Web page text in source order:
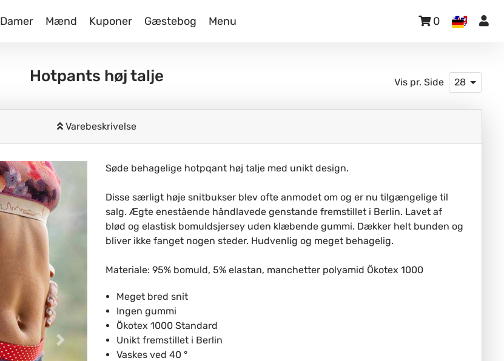
Damer Mænd Kuponer Gæstebog Menu 0
Hotpants høj talje Vis pr. Side 28
Varebeskrivelse
Søde behagelige hotpqant høj talje med unikt design.
Disse særligt høje snitbukser blev ofte anmodet om og er nu tilgængelige til
salg. Ægte enestående håndlavede genstande fremstillet i Berlin. Lavet af
blød og elastisk bomuldsjersey uden klæbende gummi. Dækker helt bunden og
bliver ikke fanget nogen steder. Hudvenlig og meget behagelig.
Materiale: 95% bomuld, 5% elastan, manchetter polyamid Ökotex 1000
Meget bred snit
Ingen gummi
Ökotex 1000 Standard
Unikt fremstillet i Berlin
Vaskes ved 40 °